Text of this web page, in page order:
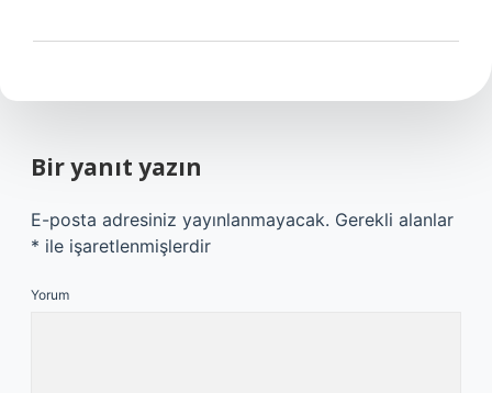
Bir yanıt yazın
E-posta adresiniz yayınlanmayacak. Gerekli alanlar
* ile işaretlenmişlerdir
Yorum